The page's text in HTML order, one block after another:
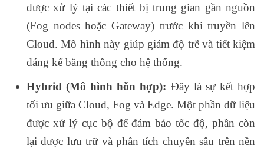
được xử lý tại các thiết bị trung gian gần nguồn
(Fog nodes hoặc Gateway) trước khi truyền lên
Cloud. Mô hình này giúp giảm độ trễ và tiết kiệm
đáng kể băng thông cho hệ thống.
Hybrid (Mô hình hỗn hợp): Đây là sự kết hợp
tối ưu giữa Cloud, Fog và Edge. Một phần dữ liệu
được xử lý cục bộ để đảm bảo tốc độ, phần còn
lại được lưu trữ và phân tích chuyên sâu trên nền